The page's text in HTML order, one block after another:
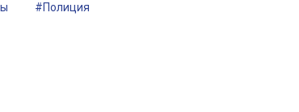
#Полиция